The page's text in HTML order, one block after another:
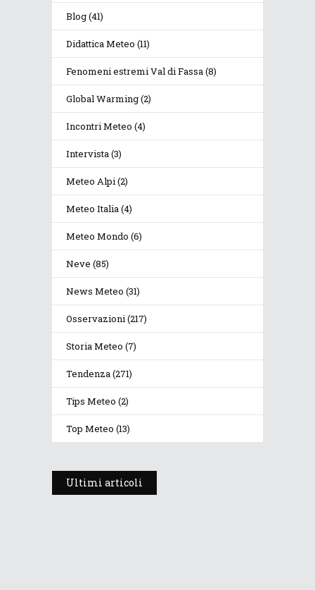
Blog(41)
Didattica Meteo (11)
Fenomeni estremi Val di Fassa(8)
Global Warming(2)
Incontri Meteo (4)
Intervista(3)
Meteo Alpi(2)
Meteo Italia(4)
Meteo Mondo (6)
Neve (85)
News Meteo (31)
Osservazioni(217)
Storia Meteo (7)
Tendenza(271)
Tips Meteo (2)
Top Meteo (13)
Ultimi articoli